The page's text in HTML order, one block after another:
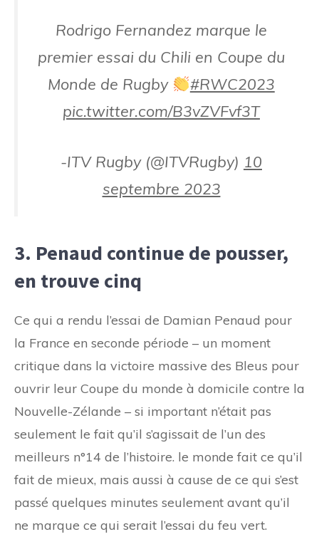
Rodrigo Fernandez marque le
premier essai du Chili en Coupe du
Monde de Rugby
#RWC2023
pic.twitter.com/B3vZVFvf3T
-ITV Rugby (@ITVRugby) 10
septembre 2023
3. Penaud continue de pousser,
en trouve cinq
Ce qui a rendu l’essai de Damian Penaud pour
la France en seconde période – un moment
critique dans la victoire massive des Bleus pour
ouvrir leur Coupe du monde à domicile contre la
Nouvelle-Zélande – si important n’était pas
seulement le fait qu’il s’agissait de l’un des
meilleurs n°14 de l’histoire. le monde fait ce qu’il
fait de mieux, mais aussi à cause de ce qui s’est
passé quelques minutes seulement avant qu’il
ne marque ce qui serait l’essai du feu vert.